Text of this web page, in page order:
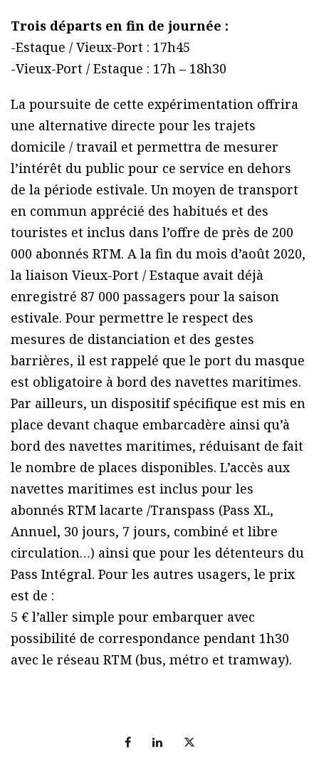
Trois départs en fin de journée :
-Estaque / Vieux-Port : 17h45
-Vieux-Port / Estaque : 17h – 18h30
La poursuite de cette expérimentation offrira
une alternative directe pour les trajets
domicile / travail et permettra de mesurer
l’intérêt du public pour ce service en dehors
de la période estivale. Un moyen de transport
en commun apprécié des habitués et des
touristes et inclus dans l’offre de près de 200
000 abonnés RTM. A la fin du mois d’août 2020,
la liaison Vieux-Port / Estaque avait déjà
enregistré 87 000 passagers pour la saison
estivale. Pour permettre le respect des
mesures de distanciation et des gestes
barrières, il est rappelé que le port du masque
est obligatoire à bord des navettes maritimes.
Par ailleurs, un dispositif spécifique est mis en
place devant chaque embarcadère ainsi qu’à
bord des navettes maritimes, réduisant de fait
le nombre de places disponibles. L’accès aux
navettes maritimes est inclus pour les
abonnés RTM lacarte /Transpass (Pass XL,
Annuel, 30 jours, 7 jours, combiné et libre
circulation…) ainsi que pour les détenteurs du
Pass Intégral. Pour les autres usagers, le prix
est de :
5 € l’aller simple pour embarquer avec
possibilité de correspondance pendant 1h30
avec le réseau RTM (bus, métro et tramway).